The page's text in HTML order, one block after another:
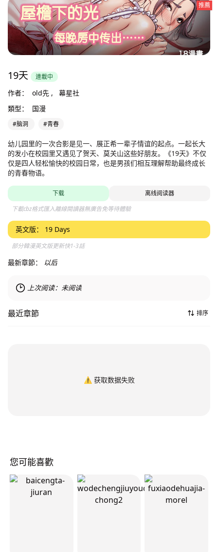
推薦
19天 連載中
作者： old先 ,
幕星社
類型：
国漫
#脑洞 #青春
幼儿园里的一次合影是见一、展正希一辈子情谊的起点。一起长大
的发小在校园里又遇见了贺天、莫关山这些好朋友。《19天》不仅
仅是四人轻松愉快的校园日常，也是男孩们相互理解帮助最终成长
的青春物语。
下载
离线阅读器
下載cbz格式匯入離線閱讀器無廣告免等待體驗
英文版： 19 Days
部分韓漫英文版更新快1-3話
最新章節： 以后
上次阅读： 未阅读
最近章節 排序
⚠️ 获取数据失败
您可能喜歡